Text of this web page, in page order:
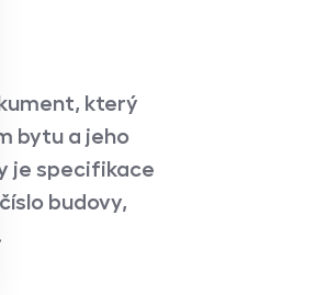
který
bytu a jeho
je specifikace
budovy,